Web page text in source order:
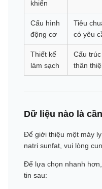
khiển
Cấu hình
động cơ
Tiêu
có yêu
Thiết kế
làm sạch
Cấu
thân
Dữ liệu nào là
Để giới thiệu một máy
natri sunfat, vui lòng
Để lựa chọn nhanh
tin sau: